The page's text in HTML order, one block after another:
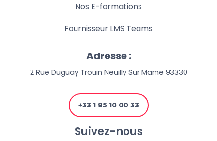
Nos E-formations
Fournisseur LMS Teams
Adresse :
2 Rue Duguay Trouin Neuilly Sur Marne 93330
+33 1 85 10 00 33
Suivez-nous